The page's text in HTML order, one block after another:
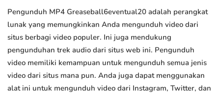
Pengunduh MP4 Greaseball6eventual20 adalah perangkat
lunak yang memungkinkan Anda mengunduh video dari
situs berbagi video populer. Ini juga mendukung
pengunduhan trek audio dari situs web ini. Pengunduh
video memiliki kemampuan untuk mengunduh semua jenis
video dari situs mana pun. Anda juga dapat menggunakan
alat ini untuk mengunduh video dari Instagram, Twitter, dan